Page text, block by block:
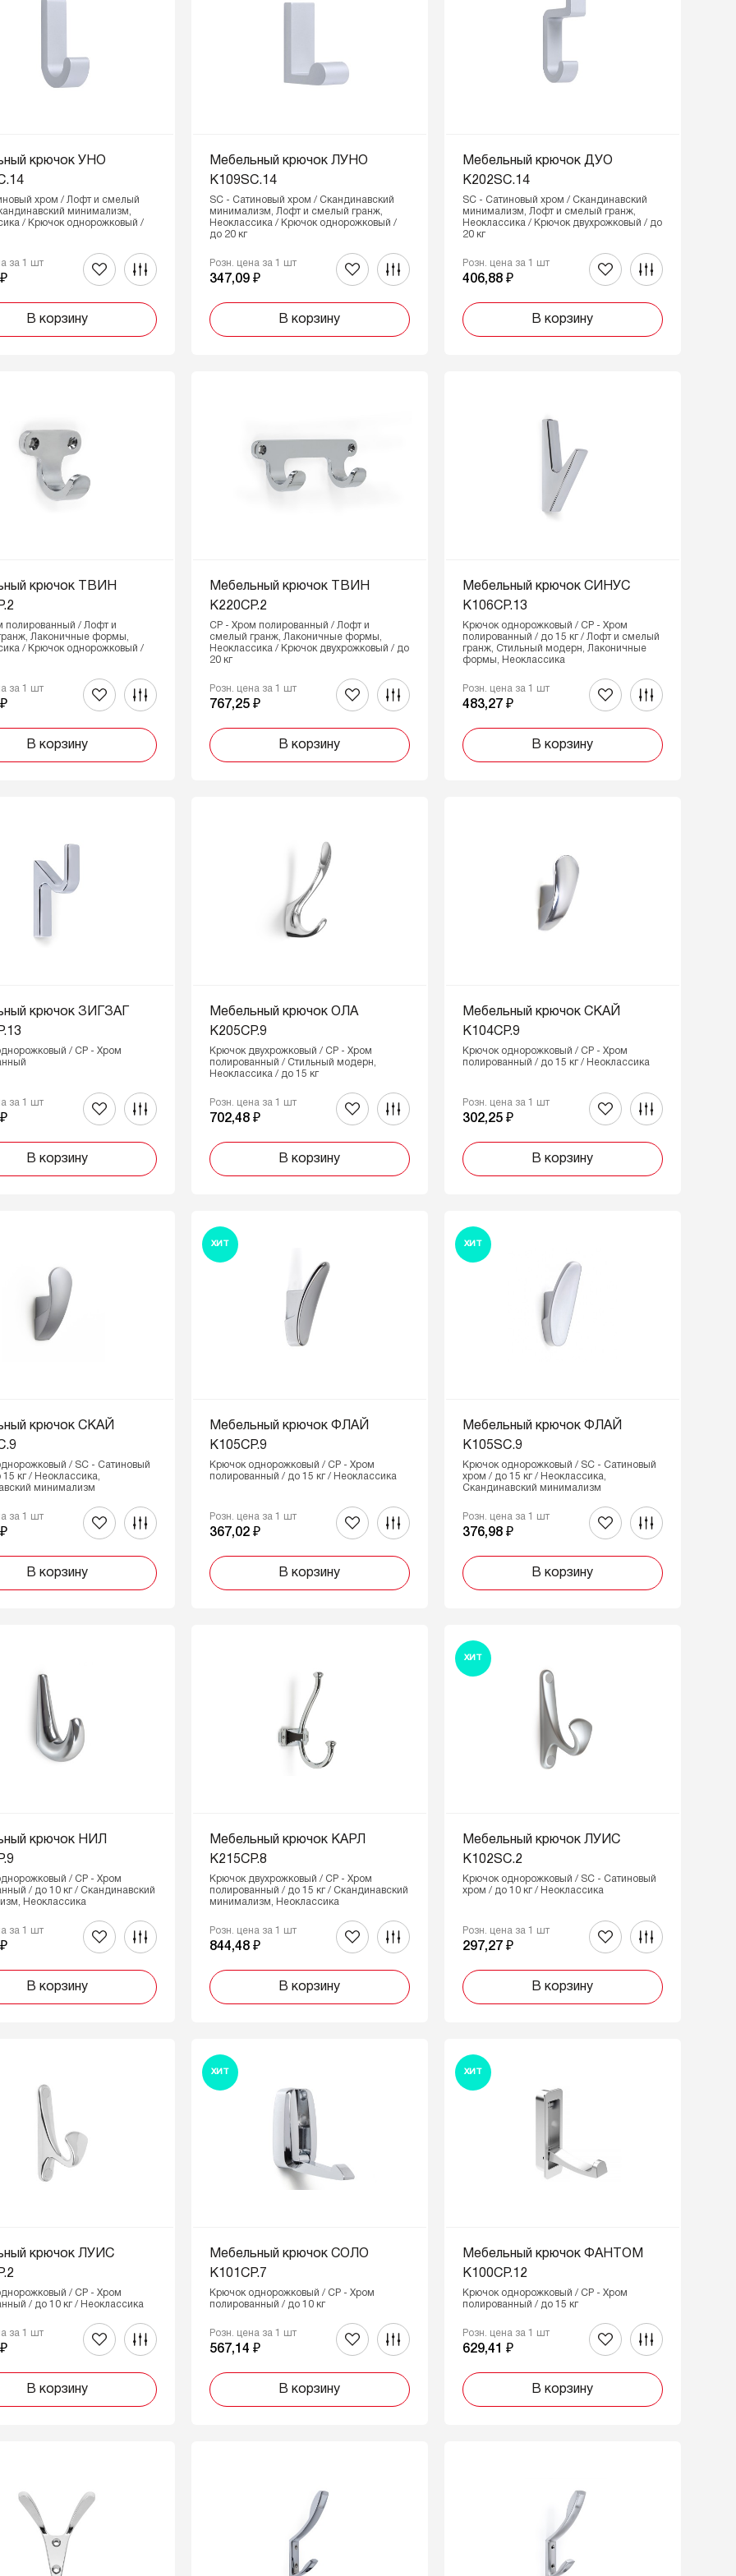
крючок УНО
хром / Лофт и смелый
минимализм,
/ Крючок однорожковый /
за 1 шт
В корзину
Мебельный крючок ЛУНО
K109SC.14
SC - Сатиновый хром / Скандинавский
минимализм, Лофт и смелый гранж,
Неоклассика / Крючок однорожковый /
до 20 кг
Розн. цена за 1 шт
347,09 ₽
В корзину
Мебельный крючок ДУО
K202SC.14
SC - Сатиновый хром / Скандинавский
минимализм, Лофт и смелый гранж,
Неоклассика / Крючок двухрожковый / до
20 кг
Розн. цена за 1 шт
406,88 ₽
В корзину
крючок ТВИН
полированный / Лофт и
Лаконичные формы,
/ Крючок однорожковый /
за 1 шт
В корзину
Мебельный крючок ТВИН
K220CP.2
CP - Хром полированный / Лофт и
смелый гранж, Лаконичные формы,
Неоклассика / Крючок двухрожковый / до
20 кг
Розн. цена за 1 шт
767,25 ₽
В корзину
Мебельный крючок СИНУС
K106CP.13
Крючок однорожковый / CP - Хром
полированный / до 15 кг / Лофт и смелый
гранж, Стильный модерн, Лаконичные
формы, Неоклассика
Розн. цена за 1 шт
483,27 ₽
В корзину
крючок ЗИГЗАГ
/ CP - Хром
за 1 шт
В корзину
Мебельный крючок ОЛА
K205CP.9
Крючок двухрожковый / CP - Хром
полированный / Стильный модерн,
Неоклассика / до 15 кг
Розн. цена за 1 шт
702,48 ₽
В корзину
Мебельный крючок СКАЙ
K104CP.9
Крючок однорожковый / CP - Хром
полированный / до 15 кг / Неоклассика
Розн. цена за 1 шт
302,25 ₽
В корзину
крючок СКАЙ
/ SC - Сатиновый
кг / Неоклассика,
минимализм
за 1 шт
В корзину
ХИТ
Мебельный крючок ФЛАЙ
K105CP.9
Крючок однорожковый / CP - Хром
полированный / до 15 кг / Неоклассика
Розн. цена за 1 шт
367,02 ₽
В корзину
ХИТ
Мебельный крючок ФЛАЙ
K105SC.9
Крючок однорожковый / SC - Сатиновый
хром / до 15 кг / Неоклассика,
Скандинавский минимализм
Розн. цена за 1 шт
376,98 ₽
В корзину
крючок НИЛ
/ CP - Хром
/ до 10 кг / Скандинавский
Неоклассика
за 1 шт
В корзину
Мебельный крючок КАРЛ
K215CP.8
Крючок двухрожковый / CP - Хром
полированный / до 15 кг / Скандинавский
минимализм, Неоклассика
Розн. цена за 1 шт
844,48 ₽
В корзину
ХИТ
Мебельный крючок ЛУИС
K102SC.2
Крючок однорожковый / SC - Сатиновый
хром / до 10 кг / Неоклассика
Розн. цена за 1 шт
297,27 ₽
В корзину
крючок ЛУИС
/ CP - Хром
/ до 10 кг / Неоклассика
за 1 шт
В корзину
ХИТ
Мебельный крючок СОЛО
K101CP.7
Крючок однорожковый / CP - Хром
полированный / до 10 кг
Розн. цена за 1 шт
567,14 ₽
В корзину
ХИТ
Мебельный крючок ФАНТОМ
K100CP.12
Крючок однорожковый / CP - Хром
полированный / до 15 кг
Розн. цена за 1 шт
629,41 ₽
В корзину